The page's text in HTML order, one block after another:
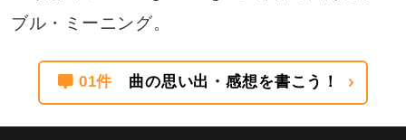
ブル・ミーニング。
01件 曲の思い出・感想を書こう！